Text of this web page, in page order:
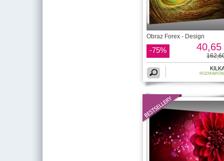
Obraz Forex - Design
-75% 40,65